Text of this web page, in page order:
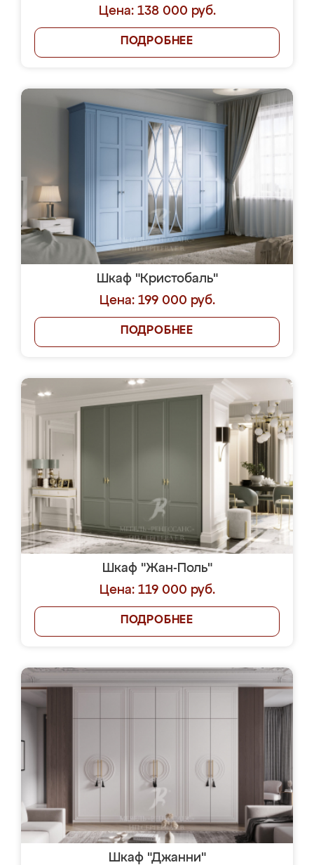
Цена: 138 000 руб.
ПОДРОБНЕЕ
Шкаф "Кристобаль"
Цена: 199 000 руб.
ПОДРОБНЕЕ
Шкаф "Жан-Поль"
Цена: 119 000 руб.
ПОДРОБНЕЕ
Шкаф "Джанни"